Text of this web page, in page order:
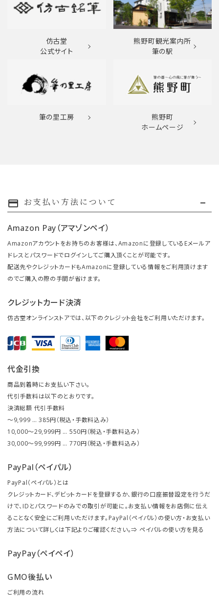
仿古堂
公式サイト
熊野町観光案内所
筆の駅
筆の里工房
熊野町
ホームページ
payment お支払い方法について
Amazon Pay（アマゾンペイ）
Amazonアカウントをお持ちのお客様は、Amazonに登録しているEメールア
ドレスとパスワードでログインしてご購入頂くことが可能です。
配送先やクレジットカードもAmazonに登録している情報をご利用頂けます
のでご購入の際の手間が省けます。
クレジットカード決済
仿古堂オンラインストアでは、以下のクレジット会社をご利用いただけます。
代金引換
商品到着時にお支払い下さい。
代引手数料は以下のとおりです。
決済総額 代引手数料
～9,999 … 385円（税込・手数料込み）
10,000～29,999円 … 550円（税込・手数料込み）
30,000～99,999円 … 770円（税込・手数料込み）
PayPal（ペイパル）
PayPal（ペイパル）とは
クレジットカード、デビットカードを登録するか、銀行の口座振替設定を行うだ
けで、IDとパスワードのみでの取引が可能に。お支払い情報をお店側に伝え
ることなく安全にご利用いただけます。PayPal（ペイパル）の使い方・お支払い
方法について詳しくは下記よりご確認ください。⇒ ペイパルの使い方を見る
PayPay（ペイペイ）
GMO後払い
ご利用の流れ